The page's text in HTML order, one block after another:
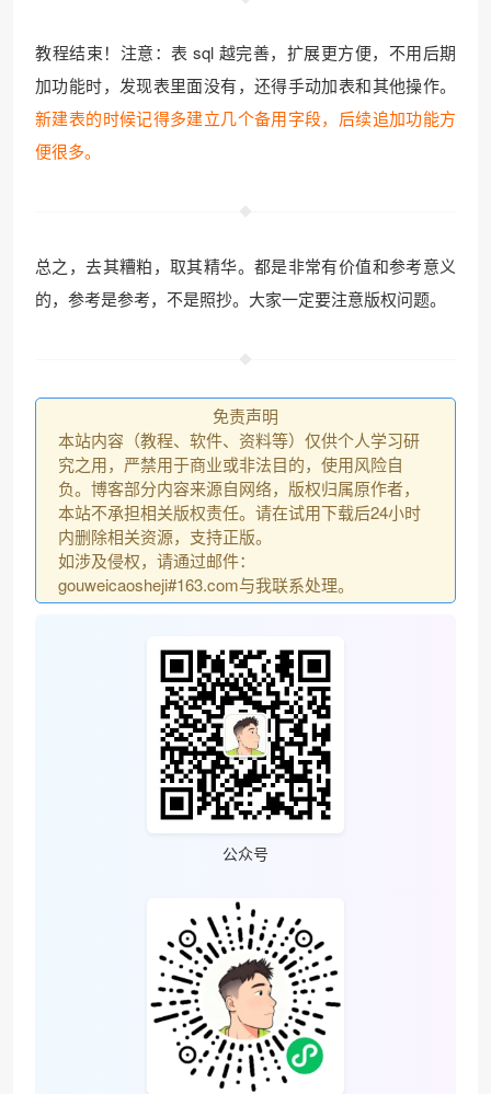
教程结束！注意：表 sql 越完善，扩展更方便，不用后期
加功能时，发现表里面没有，还得手动加表和其他操作。
新建表的时候记得多建立几个备用字段，后续追加功能方
便很多。
总之，去其糟粕，取其精华。都是非常有价值和参考意义
的，参考是参考，不是照抄。大家一定要注意版权问题。
免责声明
本站内容（教程、软件、资料等）仅供个人学习研
究之用，严禁用于商业或非法目的，使用风险自
负。博客部分内容来源自网络，版权归属原作者，
本站不承担相关版权责任。请在试用下载后24小时
内删除相关资源，支持正版。
如涉及侵权，请通过邮件：
gouweicaosheji#163.com与我联系处理。
公众号